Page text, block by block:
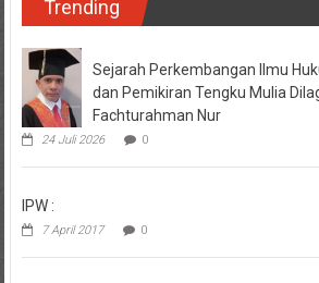
Trending
Sejarah Perkembangan Ilmu
dan Pemikiran Tengku Mulia
Fachturahman Nur
24 Juli 2026 0
IPW :
7 April 2017 0